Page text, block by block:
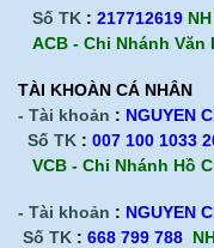
Số TK : 217712619
ACB - Chi Nhánh Văn
TÀI KHOÀN CÁ NHÂN
- Tài khoản : NGUYEN
Số TK : 007 100 1033
VCB - Chi Nhánh Hồ
- Tài khoản : NGUYEN
Số TK : 668 799 788